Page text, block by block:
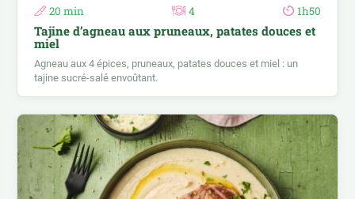
20 min 4 1h50
Tajine d’agneau aux pruneaux, patates douces et
miel
Agneau aux 4 épices, pruneaux, patates douces et miel : un
tajine sucré-salé envoûtant.